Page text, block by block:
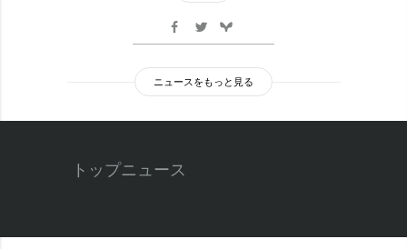
ニュースをもっと見る
トップニュース